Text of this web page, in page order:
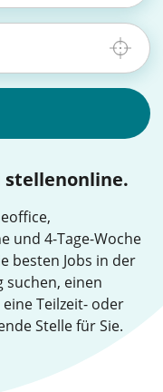
stellenonline.
und 4-Tage-Woche
besten Jobs in der
suchen, einen
Teilzeit- oder
Stelle für Sie.